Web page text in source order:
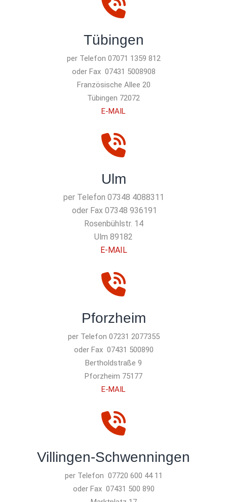
Tübingen
per Telefon 07071 1359 812
oder Fax 07431 5008908
Französische Allee 20
72072 Tübingen
E-MAIL
Ulm
per Telefon 07348 4088311
oder Fax 07348 936191
Rosenbühlstr. 14
89182 Ulm
E-MAIL
Pforzheim
per Telefon 07231 2077355
oder Fax 07431 500890
Bertholdstraße 9
75177 Pforzheim
E-MAIL
Villingen-Schwenningen
per Telefon 07720 600 44 11
oder Fax 07431 500 890